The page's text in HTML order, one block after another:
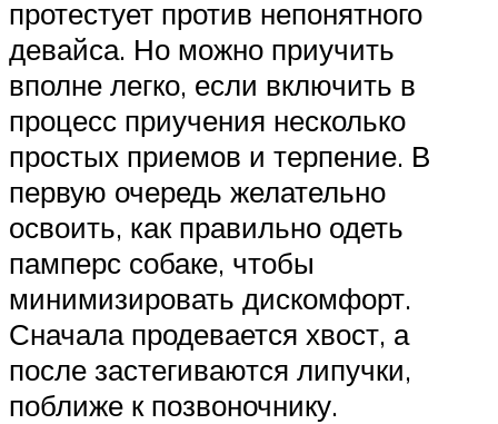
протестует против непонятного
девайса. Но можно приучить
вполне легко, если включить в
процесс приучения несколько
простых приемов и терпение. В
первую очередь желательно
освоить, как правильно одеть
памперс собаке, чтобы
минимизировать дискомфорт.
Сначала продевается хвост, а
после застегиваются липучки,
поближе к позвоночнику.